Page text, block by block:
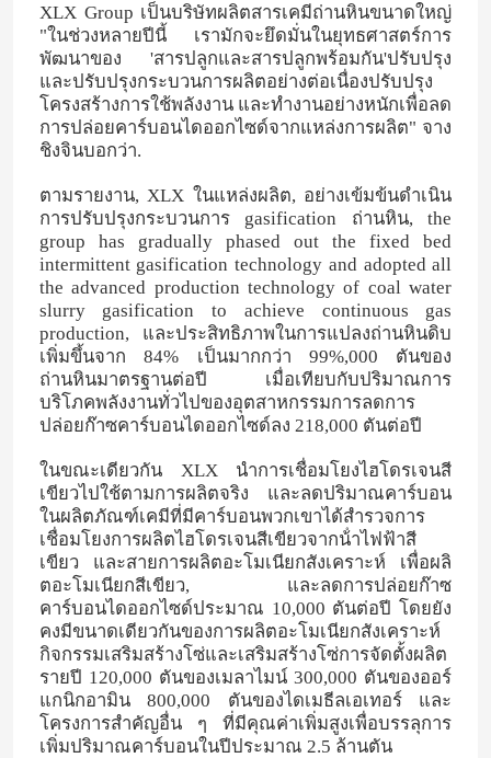
บ้าน
สินค้า
วิดีโอ
เกี่ยวกับเรา
ทัวร์โรงงาน
ควบคุมคุณภาพ
XLX Group เป็นบริษัทผลิตสารเคมีถ่านหินขนาดใหญ่
"ในช่วงหลายปีนี้ เรามักจะยึดมั่นในยุทธศาสตร์การ
พัฒนาของ 'สารปลูกและสารปลูกพร้อมกัน'ปรับปรุง
และปรับปรุงกระบวนการผลิตอย่างต่อเนื่องปรับปรุง
โครงสร้างการใช้พลังงาน และทํางานอย่างหนักเพื่อลด
การปล่อยคาร์บอนไดออกไซด์จากแหล่งการผลิต" จาง
ชิงจินบอกว่า.
ตามรายงาน, XLX ในแหล่งผลิต, อย่างเข้มข้นดําเนิน
การปรับปรุงกระบวนการ gasification ถ่านหิน, the
group has gradually phased out the fixed bed
intermittent gasification technology and adopted all
the advanced production technology of coal water
slurry gasification to achieve continuous gas
production, และประสิทธิภาพในการแปลงถ่านหินดิบ
เพิ่มขึ้นจาก 84% เป็นมากกว่า 99%,000 ตันของ
ถ่านหินมาตรฐานต่อปี เมื่อเทียบกับปริมาณการ
บริโภคพลังงานทั่วไปของอุตสาหกรรมการลดการ
ปล่อยก๊าซคาร์บอนไดออกไซด์ลง 218,000 ตันต่อปี
ในขณะเดียวกัน XLX นําการเชื่อมโยงไฮโดรเจนสี
เขียวไปใช้ตามการผลิตจริง และลดปริมาณคาร์บอน
ในผลิตภัณฑ์เคมีที่มีคาร์บอนพวกเขาได้สํารวจการ
เชื่อมโยงการผลิตไฮโดรเจนสีเขียวจากน้ําไฟฟ้าสี
เขียว และสายการผลิตอะโมเนียกสังเคราะห์ เพื่อผลิ
ตอะโมเนียกสีเขียว, และลดการปล่อยก๊าซ
คาร์บอนไดออกไซด์ประมาณ 10,000 ตันต่อปี โดยยัง
คงมีขนาดเดียวกันของการผลิตอะโมเนียกสังเคราะห์
กิจกรรมเสริมสร้างโซ่และเสริมสร้างโซ่การจัดตั้งผลิต
รายปี 120,000 ตันของเมลาไมน์ 300,000 ตันของออร์
แกนิกอามิน 800,000 ตันของไดเมธีลเอเทอร์ และ
โครงการสําคัญอื่น ๆ ที่มีคุณค่าเพิ่มสูงเพื่อบรรลุการ
เพิ่มปริมาณคาร์บอนในปีประมาณ 2.5 ล้านตัน